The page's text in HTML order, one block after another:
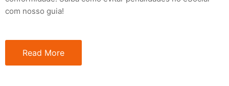
com nosso guia!
Read More